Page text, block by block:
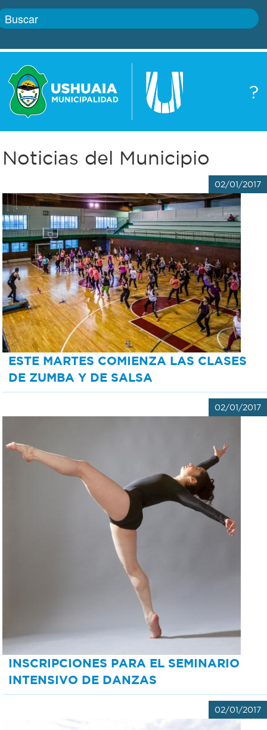
?
Boletín
Autoridades
Defensa
civil
Zoonosis
Bromatología
Rentas
Municipal
Mi
estudiantil
Recorrido
Gobierno
Trámites
Transparencia
Actualidad
Correo
Personal
municipal
Noticias del Municipio
02/01/2017
ESTE MARTES COMIENZA LAS CLASES
DE ZUMBA Y DE SALSA
02/01/2017
INSCRIPCIONES PARA EL SEMINARIO
INTENSIVO DE DANZAS
02/01/2017